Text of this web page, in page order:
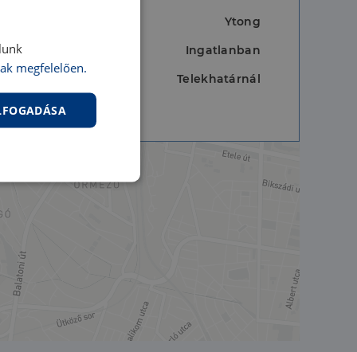
Ytong
Ingatlanban
Telekhatárnál
megfelelően.
és a